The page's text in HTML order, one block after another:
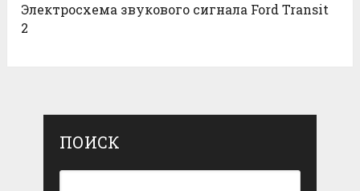
Электросхема звукового сигнала Ford Transit
2
ПОИСК